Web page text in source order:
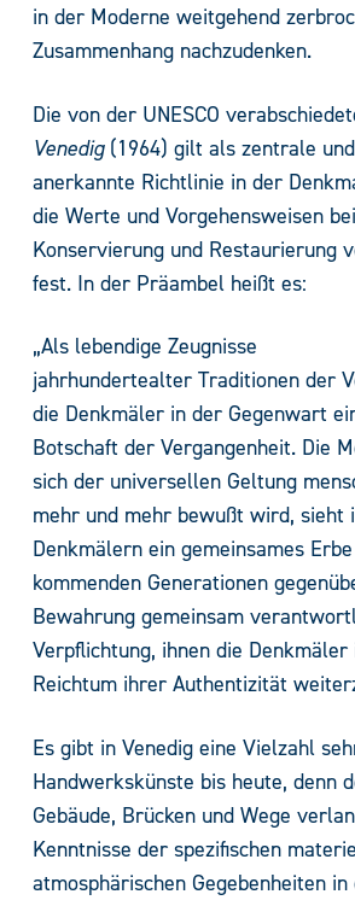
in der Moderne weitgehend
Zusammenhang nachzudenken.
Die von der UNESCO
Venedig(1964) gilt als zentrale
anerkannte Richtlinie in der
die Werte und Vorgehensweisen
Konservierung und Restaurierung
fest. In der Präambel heißt es:
„Als lebendige Zeugnisse
jahrhundertealter Traditionen der
die Denkmäler in der Gegenwart
Botschaft der Vergangenheit. Die
sich der universellen Geltung
mehr und mehr bewußt wird, sieht
Denkmälern ein gemeinsames
kommenden Generationen
Bewahrung gemeinsam
Verpflichtung, ihnen die Denkmäler
Reichtum ihrer Authentizität
Es gibt in Venedig eine Vielzahl
Handwerkskünste bis heute, denn
Gebäude, Brücken und Wege
Kenntnisse der spezifischen
atmosphärischen Gegebenheiten